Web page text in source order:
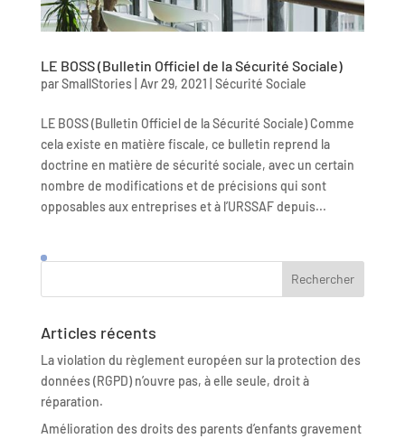
LE BOSS (Bulletin Officiel de la Sécurité Sociale)
parSmallStories| Avr 29, 2021 Sécurité Sociale
LE BOSS (Bulletin Officiel de la Sécurité Sociale) Comme
cela existe en matière fiscale, ce bulletin reprend la
doctrine en matière de sécurité sociale, avec un certain
nombre de modifications et de précisions qui sont
opposables aux entreprises et à l’URSSAF depuis...
Articles récents
La violation du règlement européen sur la protection des
données (RGPD) n’ouvre pas, à elle seule, droit à
réparation.
Amélioration des droits des parents d’enfants gravement